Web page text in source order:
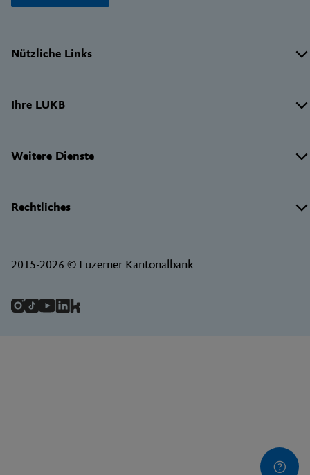
Nützliche Links
Ihre LUKB
Weitere Dienste
Rechtliches
2015-2026 © Luzerner Kantonalbank